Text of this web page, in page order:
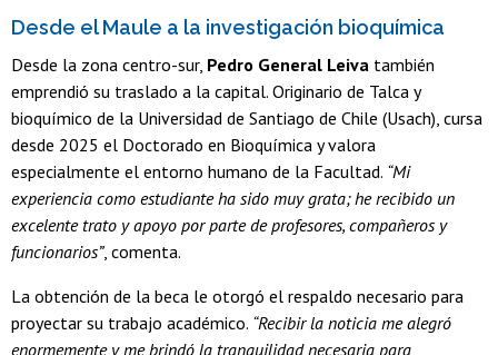
Desde el Maule a la investigación bioquímica
Desde la zona centro-sur, Pedro General Leiva también
emprendió su traslado a la capital. Originario de Talca y
bioquímico de la Universidad de Santiago de Chile (Usach), cursa
desde 2025 el Doctorado en Bioquímica y valora
especialmente el entorno humano de la Facultad. “Mi
experiencia como estudiante ha sido muy grata; he recibido un
excelente trato y apoyo por parte de profesores, compañeros y
funcionarios”, comenta.
La obtención de la beca le otorgó el respaldo necesario para
proyectar su trabajo académico. “Recibir la noticia me alegró
enormemente y me brindó la tranquilidad necesaria para